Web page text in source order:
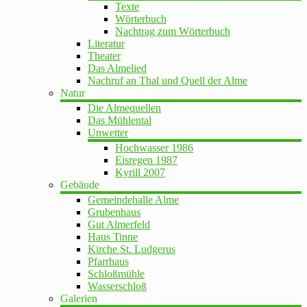
Texte
Wörterbuch
Nachtrag zum Wörterbuch
Literatur
Theater
Das Almelied
Nachruf an Thal und Quell der Alme
Natur
Die Almequellen
Das Mühlental
Unwetter
Hochwasser 1986
Eisregen 1987
Kyrill 2007
Gebäude
Gemeindehalle Alme
Grubenhaus
Gut Almerfeld
Haus Tinne
Kirche St. Ludgerus
Pfarrhaus
Schloßmühle
Wasserschloß
Galerien